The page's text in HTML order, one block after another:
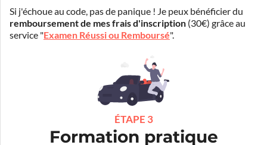
Si j'échoue au code, pas de panique ! Je peux bénéficier du
remboursement de mes frais d'inscription (30€) grâce au
service "Examen Réussi ou Remboursé".
ÉTAPE 3
Formation pratique